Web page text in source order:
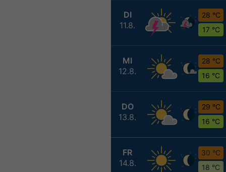
DI
11.8.
28 °C
17 °C
MI
12.8.
28 °C
16 °C
DO
13.8.
29 °C
16 °C
FR
14.8.
30 °C
18 °C